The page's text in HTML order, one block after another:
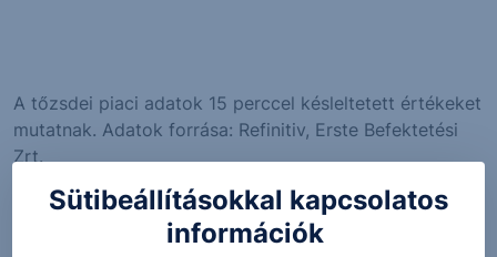
A tőzsdei piaci adatok 15 perccel késleltetett értékeket
mutatnak. Adatok forrása: Refinitiv, Erste Befektetési
Zrt.
Az "Árjegyzői vételi ár" és az "Árjegyzői eladási ár"
értékek megfelelnek a legjobb árjegyzői ajánlatoknak,
és közel valós időben jelennek meg. A napi változás
Sütibeállításokkal kapcsolatos
információk